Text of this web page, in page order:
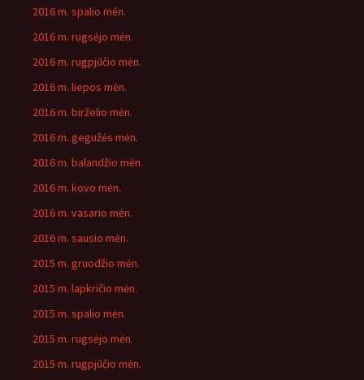
2016 m. spalio mėn.
2016 m. rugsėjo mėn.
2016 m. rugpjūčio mėn.
2016 m. liepos mėn.
2016 m. birželio mėn.
2016 m. gegužės mėn.
2016 m. balandžio mėn.
2016 m. kovo mėn.
2016 m. vasario mėn.
2016 m. sausio mėn.
2015 m. gruodžio mėn.
2015 m. lapkričio mėn.
2015 m. spalio mėn.
2015 m. rugsėjo mėn.
2015 m. rugpjūčio mėn.